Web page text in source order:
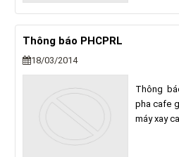
Thông báo PHCPRL
18/03/2014
Thông
pha cafe
máy xay